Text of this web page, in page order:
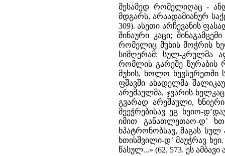
მესამედ რომელიღაც -
მდგარს, არაადამიანურ
309). ასეთი არჩევანის
შინაური კაცი;
რომელიც მუხის მოჭრის
სიმღერამ: სულ-კრულმა
რომლის გარეშე ზურაბის
მუხის, ხოლო ხევსურეთში
ფშავში ახადელმა
არეშაულმა, ჯვარის
გვარად არეშაული,
მეეჭრებისავ ეგ ხეიო-
იმით განათლეთაო-დ’
ხპატრონობსავ, მაგას სულ
ხთისშვილი-დ’ მაუჭრავ
წასულ...» (62, 573. ეს